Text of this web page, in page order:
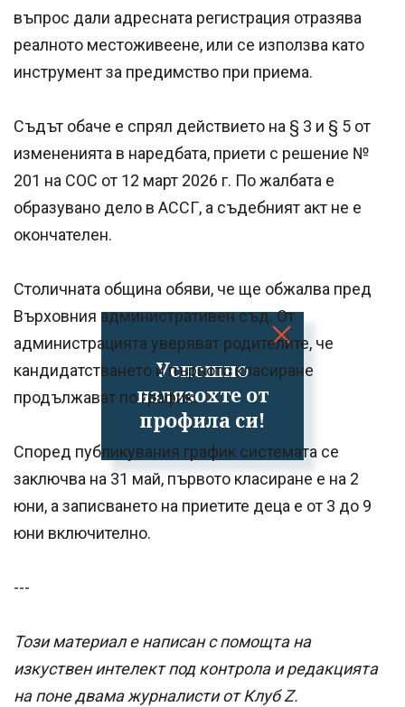
Успешно
излязохте от
профила си!
въпрос дали адресната регистрация отразява
реалното местоживеене, или се използва като
инструмент за предимство при приема.
Съдът обаче е спрял действието на § 3 и § 5 от
измененията в наредбата, приети с решение №
201 на СОС от 12 март 2026 г. По жалбата е
образувано дело в АССГ, а съдебният акт не е
окончателен.
Столичната община обяви, че ще обжалва пред
Върховния административен съд. От
администрацията уверяват родителите, че
кандидатстването и първото класиране
продължават по график.
Според публикувания график системата се
заключва на 31 май, първото класиране е на 2
юни, а записването на приетите деца е от 3 до 9
юни включително.
---
Този материал е написан с помощта на
изкуствен интелект под контрола и редакцията
на поне двама журналисти от Клуб Z.